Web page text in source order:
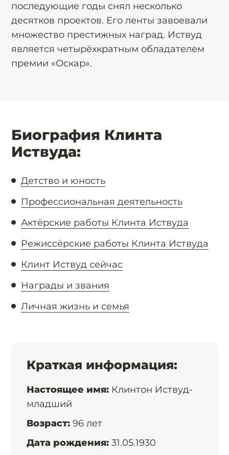
последующие годы снял несколько
десятков проектов. Его ленты завоевали
множество престижных наград. Иствуд
является четырёхкратным обладателем
премии «Оскар».
Биография Клинта
Иствуда:
Детство и юность
Профессиональная деятельность
Актёрские работы Клинта Иствуда
Режиссёрские работы Клинта Иствуда
Клинт Иствуд сейчас
Награды и звания
Личная жизнь и семья
Краткая информация:
Настоящее имя: Клинтон Иствуд-
младший
Возраст: 96 лет
Дата рождения: 31.05.1930